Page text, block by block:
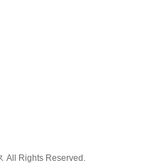
All Rights Reserved.